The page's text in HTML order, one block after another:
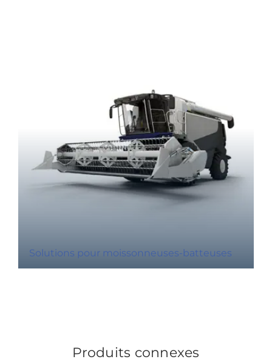
Solutions pour moissonneuses-batteuses
Produits connexes